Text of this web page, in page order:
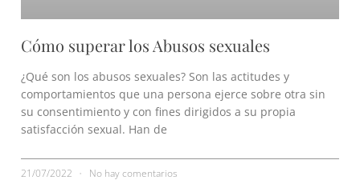
Cómo superar los Abusos sexuales
¿Qué son los abusos sexuales? Son las actitudes y
comportamientos que una persona ejerce sobre otra sin
su consentimiento y con fines dirigidos a su propia
satisfacción sexual. Han de
21/07/2022 No hay comentarios